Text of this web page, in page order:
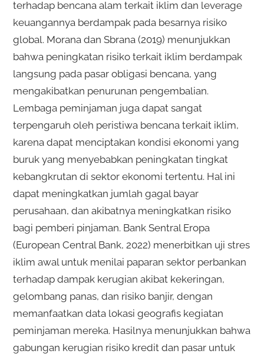
terhadap bencana alam terkait iklim dan leverage
keuangannya berdampak pada besarnya risiko
global. Morana dan Sbrana (2019) menunjukkan
bahwa peningkatan risiko terkait iklim berdampak
langsung pada pasar obligasi bencana, yang
mengakibatkan penurunan pengembalian.
Lembaga peminjaman juga dapat sangat
terpengaruh oleh peristiwa bencana terkait iklim,
karena dapat menciptakan kondisi ekonomi yang
buruk yang menyebabkan peningkatan tingkat
kebangkrutan di sektor ekonomi tertentu. Hal ini
dapat meningkatkan jumlah gagal bayar
perusahaan, dan akibatnya meningkatkan risiko
bagi pemberi pinjaman. Bank Sentral Eropa
(European Central Bank, 2022) menerbitkan uji stres
iklim awal untuk menilai paparan sektor perbankan
terhadap dampak kerugian akibat kekeringan,
gelombang panas, dan risiko banjir, dengan
memanfaatkan data lokasi geografis kegiatan
peminjaman mereka. Hasilnya menunjukkan bahwa
gabungan kerugian risiko kredit dan pasar untuk